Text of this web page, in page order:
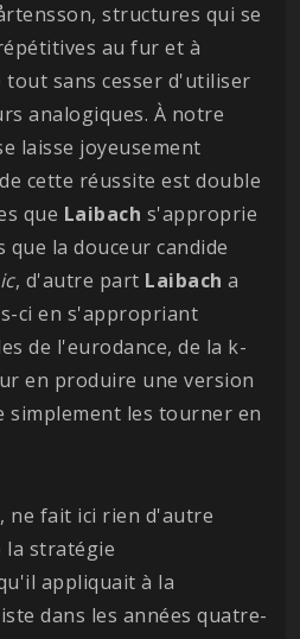
structures qui se
au fur et à
tout sans cesser d'utiliser
analogiques. À notre
laisse joyeusement
cette réussite est double
que Laibach s'approprie
la douceur candide
, d'autre part Laibach a
ci en s'appropriant
de l'eurodance, de la k-
en produire une version
simplement les tourner en
ne fait ici rien d'autre
la stratégie
appliquait à la
dans les années quatre-